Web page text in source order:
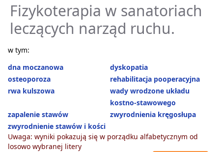
Fizykoterapia w sanatoriach
leczących narząd ruchu.
w tym:
dna moczanowa
dyskopatia
osteoporoza
rehabilitacja pooperacyjna
rwa kulszowa
wady wrodzone układu
kostno-stawowego
zapalenie stawów
zwyrodnienia kręgosłupa
zwyrodnienie stawów i kości
Uwaga: wyniki pokazują się w porządku alfabetycznym od
losowo wybranej litery